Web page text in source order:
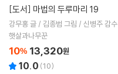
[도서] 마법의 두루마리 19
강무홍 글 / 김종범 그림 / 신병주 감수
햇살과나무꾼
10% 13,320원
10.0 (10)